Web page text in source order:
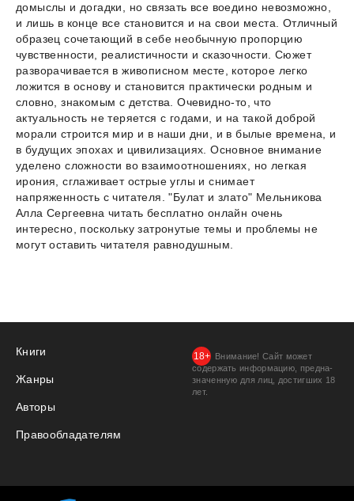
домыслы и догадки, но связать все воедино невозможно,
и лишь в конце все становится и на свои места. Отличный
образец сочетающий в себе необычную пропорцию
чувственности, реалистичности и сказочности. Сюжет
разворачивается в живописном месте, которое легко
ложится в основу и становится практически родным и
словно, знакомым с детства. Очевидно-то, что
актуальность не теряется с годами, и на такой доброй
морали строится мир и в наши дни, и в былые времена, и
в будущих эпохах и цивилизациях. Основное внимание
уделено сложности во взаимоотношениях, но легкая
ирония, сглаживает острые углы и снимает
напряженность с читателя. "Булат и злато" Мельникова
Алла Сергеевна читать бесплатно онлайн очень
интересно, поскольку затронутые темы и проблемы не
могут оставить читателя равнодушным.
Книги
Жанры
Авторы
Правообладателям
Внимание! Сайт может
содержать информацию, предна­
значенную для лиц, дости­гших 18
лет.